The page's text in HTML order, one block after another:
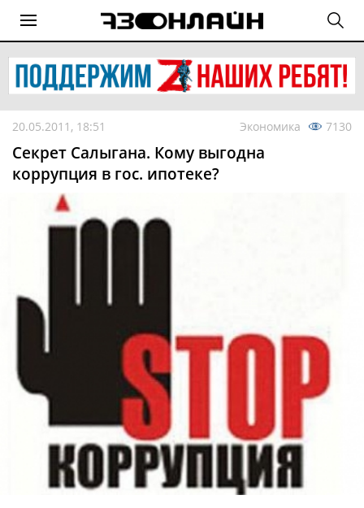
20.05.2011, 18:51 Экономика 7130
Секрет Салыгана. Кому выгодна
коррупция в гос. ипотеке?